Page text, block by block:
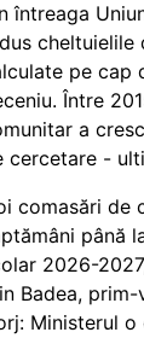
întreaga
cheltuielile
pe cap
Între
a
cercetare -
comasări de
până
2026-
Badea,
Ministerul